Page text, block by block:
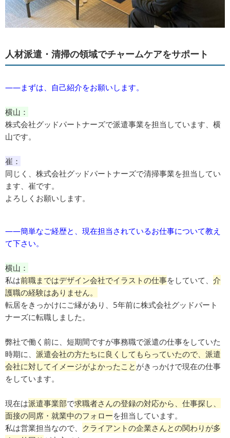
人材派遣・清掃の領域でチャームケアをサポート
――まずは、自己紹介をお願いします。
横山：
株式会社グッドパートナーズで派遣事業を担当しています、横
山です。
崔：
同じく、株式会社グッドパートナーズで清掃事業を担当してい
ます、崔です。
よろしくお願いします。
――簡単なご経歴と、現在担当されているお仕事について教え
て下さい。
横山：
私は前職まではデザイン会社でイラストの仕事をしていて、 介
護職の経験はありません。
転居をきっかけにご縁があり、5年前に株式会社グッドパート
ナーズに転職しました。
弊社で働く前に、短期間ですが事務職で派遣の仕事をしていた
時期に、 派遣会社の方たちに良くしてもらっていたので、派遣
会社に対してイメージがよかったこと がきっかけで現在の仕事
をしています。
現在は派遣事業部で求職者さんの登録の対応から、仕事探し、
面接の同席・就業中のフォローを担当しています。
私は営業担当なので、 クライアントの企業さんとの関わりが多